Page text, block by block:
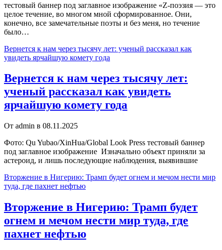
тестовый баннер под заглавное изображение «Z-поэзия — это
целое течение, во многом мной сформированное. Они,
конечно, все замечательные поэты и без меня, но течение
было…
Вернется к нам через тысячу лет: ученый рассказал как
увидеть ярчайшую комету года
Вернется к нам через тысячу лет:
ученый рассказал как увидеть
ярчайшую комету года
От admin в 08.11.2025
Фото: Qu Yubao/XinHua/Global Look Press тестовый баннер
под заглавное изображение Изначально объект приняли за
астероид, и лишь последующие наблюдения, выявившие
Вторжение в Нигерию: Трамп будет огнем и мечом нести мир
туда, где пахнет нефтью
Вторжение в Нигерию: Трамп будет
огнем и мечом нести мир туда, где
пахнет нефтью